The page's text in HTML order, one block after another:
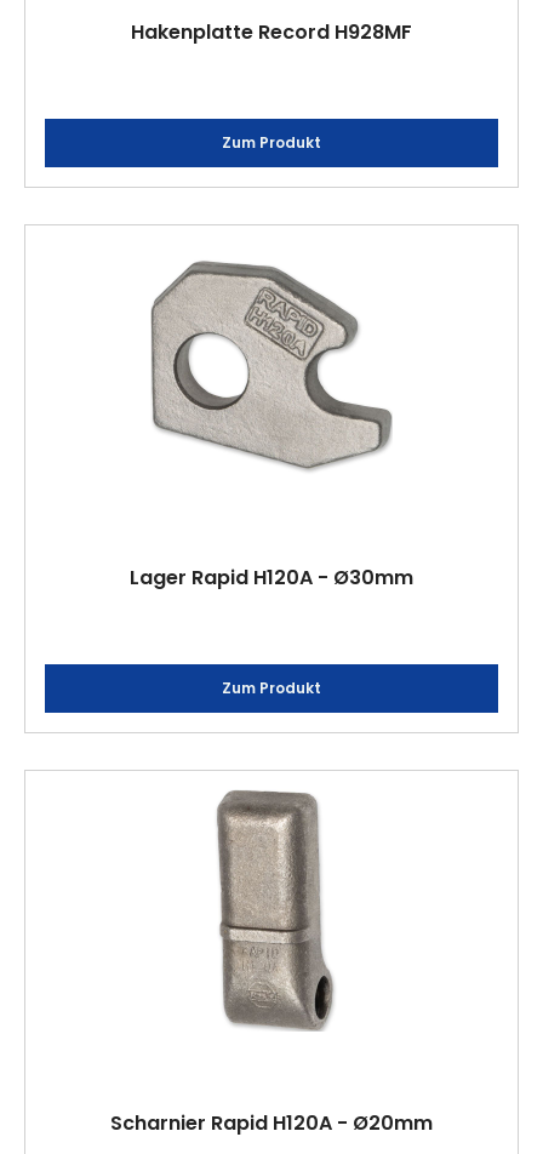
Hakenplatte Record H928MF
Zum Produkt
Lager Rapid H120A - Ø30mm
Zum Produkt
Scharnier Rapid H120A - Ø20mm